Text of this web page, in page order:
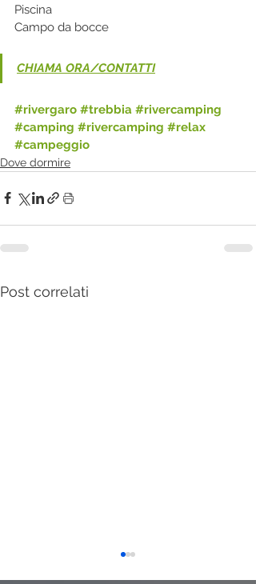
Piscina
Campo da bocce
CHIAMA ORA/CONTATTI
#rivergaro #trebbia #rivercamping
#camping #rivercamping #relax
#campeggio
Dove dormire
Post correlati